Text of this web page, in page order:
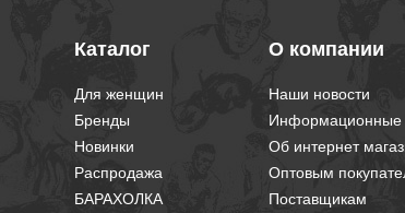
Каталог
Для женщин
Бренды
Новинки
Распродажа
БАРАХОЛКА
О компании
Наши новости
Информационные
Об интернет
Оптовым
Поставщикам